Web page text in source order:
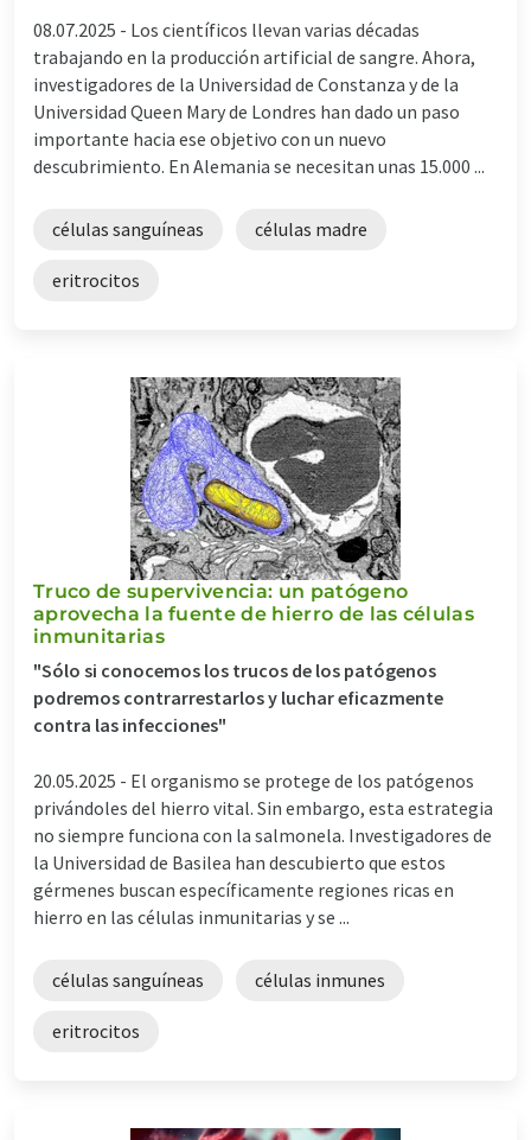
08.07.2025 - Los científicos llevan varias décadas
trabajando en la producción artificial de sangre. Ahora,
investigadores de la Universidad de Constanza y de la
Universidad Queen Mary de Londres han dado un paso
importante hacia ese objetivo con un nuevo
descubrimiento. En Alemania se necesitan unas 15.000 ...
células sanguíneas células madre
eritrocitos
Truco de supervivencia: un patógeno
aprovecha la fuente de hierro de las células
inmunitarias
"Sólo si conocemos los trucos de los patógenos
podremos contrarrestarlos y luchar eficazmente
contra las infecciones"
20.05.2025 - El organismo se protege de los patógenos
privándoles del hierro vital. Sin embargo, esta estrategia
no siempre funciona con la salmonela. Investigadores de
la Universidad de Basilea han descubierto que estos
gérmenes buscan específicamente regiones ricas en
hierro en las células inmunitarias y se ...
células sanguíneas células inmunes
eritrocitos